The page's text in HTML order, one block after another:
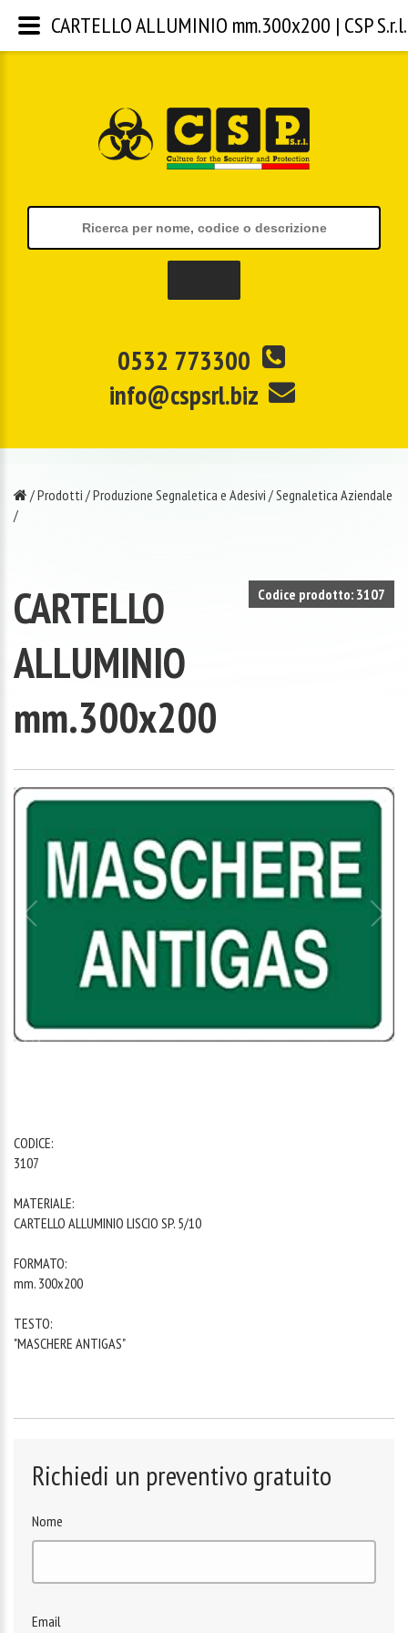
0532 773300
info@cspsrl.biz
/Prodotti /Produzione Segnaletica e Adesivi /Segnaletica Aziendale
/
Codice prodotto: 3107
CARTELLO
ALLUMINIO
mm.300x200
1/1
CODICE:
3107
MATERIALE:
CARTELLO ALLUMINIO LISCIO SP. 5/10
FORMATO:
mm. 300x200
TESTO:
"MASCHERE ANTIGAS"
Richiedi un preventivo gratuito
Nome
Email
CARTELLO ALLUMINIO mm.300x200 | CSP S.r.l.